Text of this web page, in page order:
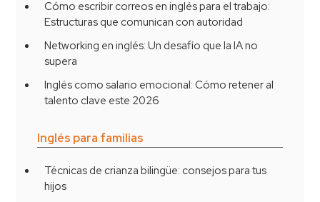
Cómo escribir correos en inglés para el trabajo:
Estructuras que comunican con autoridad
Networking en inglés: Un desafío que la IA no
supera
Inglés como salario emocional: Cómo retener al
talento clave este 2026
Inglés para familias
Técnicas de crianza bilingüe: consejos para tus
hijos